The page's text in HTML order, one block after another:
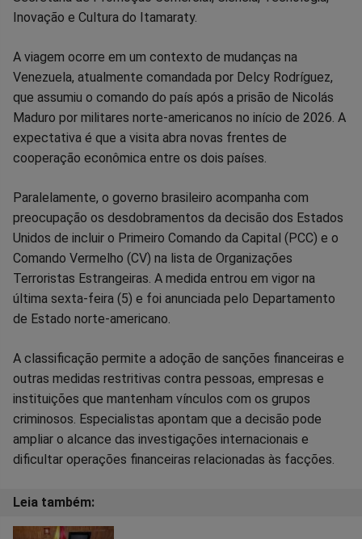
Inovação e Cultura do Itamaraty.
A viagem ocorre em um contexto de mudanças na
Venezuela, atualmente comandada por Delcy Rodríguez,
que assumiu o comando do país após a prisão de Nicolás
Maduro por militares norte-americanos no início de 2026. A
expectativa é que a visita abra novas frentes de
cooperação econômica entre os dois países.
Paralelamente, o governo brasileiro acompanha com
preocupação os desdobramentos da decisão dos Estados
Unidos de incluir o Primeiro Comando da Capital (PCC) e o
Comando Vermelho (CV) na lista de Organizações
Terroristas Estrangeiras. A medida entrou em vigor na
última sexta-feira (5) e foi anunciada pelo Departamento
de Estado norte-americano.
A classificação permite a adoção de sanções financeiras e
outras medidas restritivas contra pessoas, empresas e
instituições que mantenham vínculos com os grupos
criminosos. Especialistas apontam que a decisão pode
ampliar o alcance das investigações internacionais e
dificultar operações financeiras relacionadas às facções.